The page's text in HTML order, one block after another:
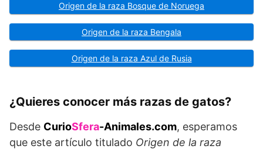
Origen de la raza Bosque de Noruega
Origen de la raza Bengala
Origen de la raza Azul de Rusia
¿Quieres conocer más razas de gatos?
Desde CurioSfera-Animales.com, esperamos
que este artículo titulado Origen de la raza